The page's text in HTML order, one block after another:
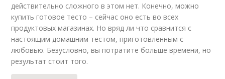
действительно сложного в этом нет. Конечно, можно
купить готовое тесто – сейчас оно есть во всех
продуктовых магазинах. Но вряд ли что сравнится с
настоящим домашним тестом, приготовленным с
любовью. Безусловно, вы потратите больше времени, но
результат стоит того.